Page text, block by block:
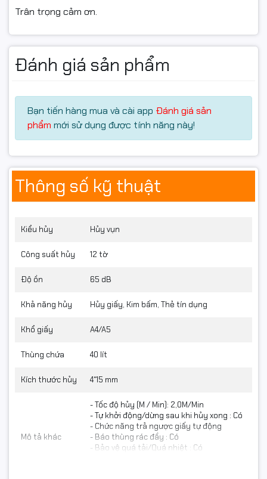
Trân trọng cảm ơn.
Đánh giá sản phẩm
Bạn tiến hàng mua và cài app Đánh giá sản
phẩm mới sử dụng được tính năng này!
Thông số kỹ thuật
Kiểu hủy Hủy vụn
Công suất hủy 12 tờ
Độ ồn 65 dB
Khả năng hủy Hủy giấy, Kim bấm, Thẻ tín dụng
Khổ giấy A4/A5
Thùng chứa 40 lít
Kích thước hủy 4*15 mm
Mô tả khác
- Tốc độ hủy (M / Min): 2,0M/Min
- Tự khởi động/dừng sau khi hủy xong : Có
- Chức năng trả ngược giấy tự động
- Báo thùng rác đầy : Có
- Bảo vệ quá tải/Quá nhiệt : Có